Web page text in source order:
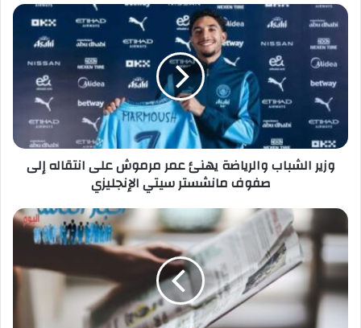
إطلاق خدمة سداد الفواتير للمصريين بالخارج عبر
تطبيق ” سهل ” .. لتسهيل سداد الالتزامات المالية
إلكترونيًا
وزير
الشباب
والرياضة
يهنئ
عمر
مرموش
على
انتقاله
إلى
صفوف
مانشستر
الإنجليزي
وزير الشباب والرياضة يهنئ عمر مرموش على انتقاله إلى
صفوف مانشستر سيتي الإنجليزي
غدًا
البيت
المحمدي
يحتفل
بذكرى
الإسراء
والمعراج